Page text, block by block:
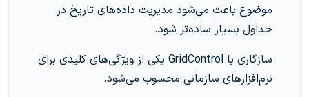
موضوع باعث می‌شود مدیریت داده‌های تاریخ در
جداول بسیار ساده‌تر شود.
سازگاری با GridControl یکی از ویژگی‌های کلیدی برای
نرم‌افزارهای سازمانی محسوب می‌شود.